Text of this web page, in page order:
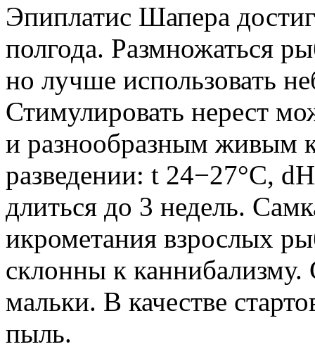
Эпиплатис Шапера
полгода. Размножаться
но лучше использовать
Стимулировать нерест
и разнообразным живым
разведении: t 24−27°С,
длиться до 3 недель.
икрометания взрослых
склонны к каннибализму.
мальки. В качестве
пыль.